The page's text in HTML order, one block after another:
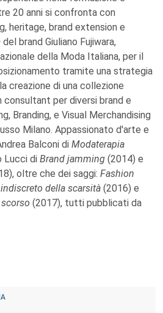
20 anni si confronta con
heritage, brand extension e
brand Giuliano Fujiwara,
della Moda Italiana, per il
tramite una strategia
creazione di una collezione
consultant per diversi brand e
Branding, e Visual Merchandising
Milano. Appassionato d'arte e
Balconi di Modaterapia
Lucci di Brand jamming (2014) e
oltre che dei saggi: Fashion
della scarsità (2016) e
(2017), tutti pubblicati da